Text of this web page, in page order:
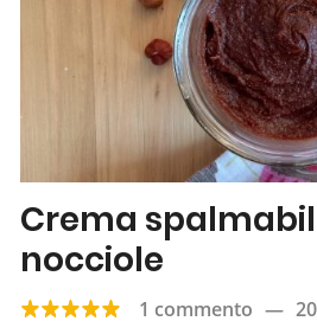
Crema
nocciole
1 commento —